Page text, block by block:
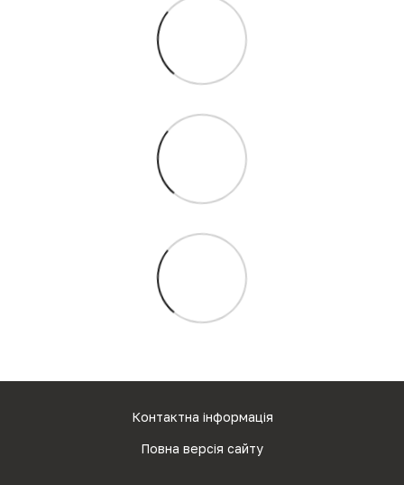
Контактна інформація
Повна версія сайту